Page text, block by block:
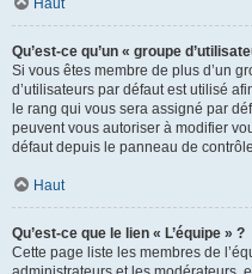
Haut
Qu’est-ce qu’un « groupe
Si vous êtes membre de plus d’un
d’utilisateurs par défaut est utilisé
le rang qui vous sera assigné par
peuvent vous autoriser à modifier
défaut depuis le panneau de
Haut
Qu’est-ce que le lien « L’équipe » ?
Cette page liste les membres de